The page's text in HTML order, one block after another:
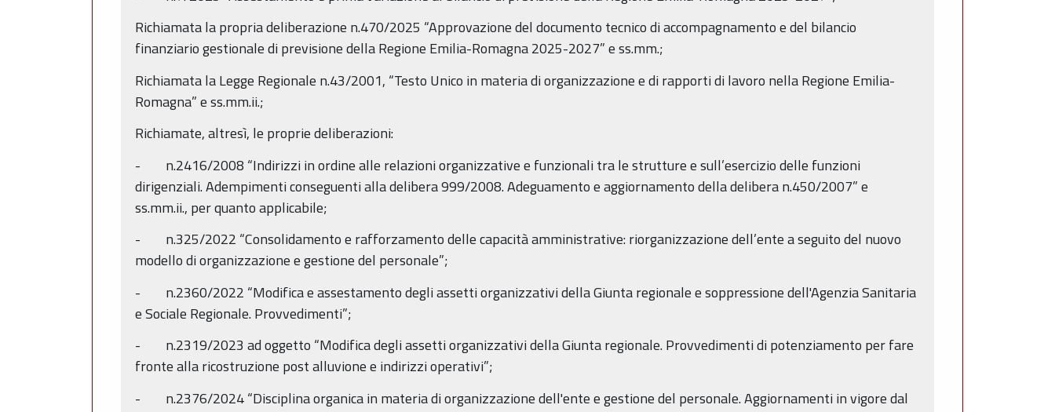
Richiamata la propria deliberazione n.470/2025 “Approvazione del documento tecnico di accompagnamento e del bilancio
finanziario gestionale di previsione della Regione Emilia-Romagna 2025-2027” e ss.mm.;
Richiamata la Legge Regionale n.43/2001, “Testo Unico in materia di organizzazione e di rapporti di lavoro nella Regione Emilia-
Romagna” e ss.mm.ii.;
Richiamate, altresì, le proprie deliberazioni:
- n.2416/2008 “Indirizzi in ordine alle relazioni organizzative e funzionali tra le strutture e sull’esercizio delle funzioni
dirigenziali. Adempimenti conseguenti alla delibera 999/2008. Adeguamento e aggiornamento della delibera n.450/2007” e
ss.mm.ii., per quanto applicabile;
- n.325/2022 “Consolidamento e rafforzamento delle capacità amministrative: riorganizzazione dell’ente a seguito del nuovo
modello di organizzazione e gestione del personale”;
- n.2360/2022 “Modifica e assestamento degli assetti organizzativi della Giunta regionale e soppressione dell'Agenzia Sanitaria
e Sociale Regionale. Provvedimenti”;
- n.2319/2023 ad oggetto “Modifica degli assetti organizzativi della Giunta regionale. Provvedimenti di potenziamento per fare
fronte alla ricostruzione post alluvione e indirizzi operativi”;
- n.2376/2024 “Disciplina organica in materia di organizzazione dell'ente e gestione del personale. Aggiornamenti in vigore dal